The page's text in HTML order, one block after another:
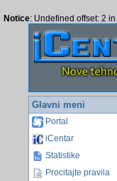
Notice: Undefined offset: 2 in
Glavni meni
Portal
iCentar
Statistike
Procitajte pravila